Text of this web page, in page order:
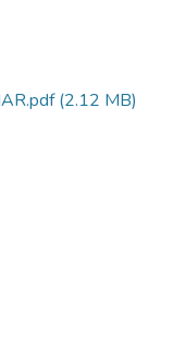
(2.12 MB)